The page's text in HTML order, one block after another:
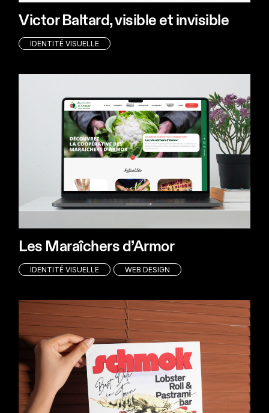
Victor Baltard, visible et invisible
IDENTITÉ VISUELLE
Les Maraîchers d’Armor
IDENTITÉ VISUELLE WEB DESIGN